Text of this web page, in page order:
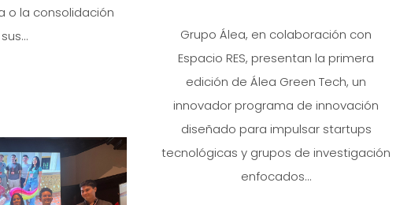
o la consolidación
Grupo Álea, en colaboración con
Espacio RES, presentan la primera
edición de Álea Green Tech, un
innovador programa de innovación
diseñado para impulsar startups
tecnológicas y grupos de investigación
enfocados...